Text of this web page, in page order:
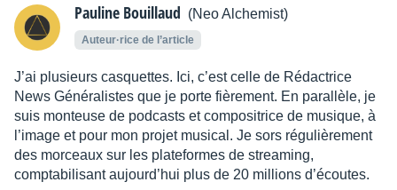
Pauline Bouillaud (Neo Alchemist)
Auteur·rice de l’article
J’ai plusieurs casquettes. Ici, c’est celle de Rédactrice
News Généralistes que je porte fièrement. En parallèle, je
suis monteuse de podcasts et compositrice de musique, à
l’image et pour mon projet musical. Je sors régulièrement
des morceaux sur les plateformes de streaming,
comptabilisant aujourd’hui plus de 20 millions d’écoutes.